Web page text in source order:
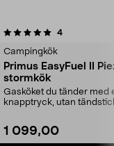
4recensioner
Campingkök
Primus EasyFuel II
stormkök
Gasköket du tänder med
knapptryck, utan
1 099,00
4.0av 5 stjärnor